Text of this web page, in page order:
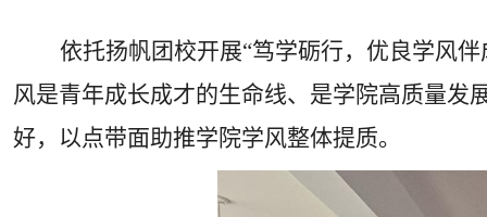
依托扬帆团校开展“笃学砺行，优良学风
风是青年成长成才的生命线、是学院高质量发
好，以点带面助推学院学风整体提质。